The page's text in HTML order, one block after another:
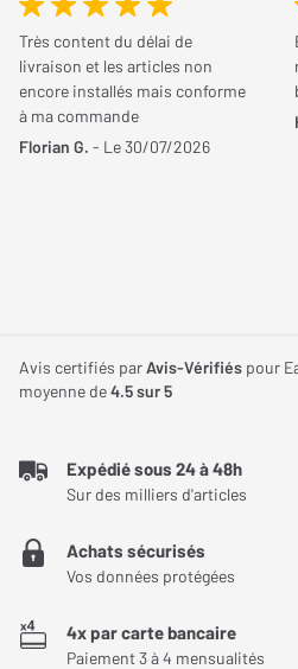
La fiche Oehlbach XXL Fusion
optimal pour votre installation
câbles d'enceintes aux enceinte ou
La connexion à double vissage, les
votre avis et aidez les autres
JE DONNE
Très content du délai de
livraison et les articles non
encore installés mais conforme
à ma commande
Florian G. - Le 30/07/2026
Avis certifiés parAvis-Vérifiés pour
moyenne de4.5sur 5
Expédié sous 24 à 48h
Sur des milliers d'articles
Achats sécurisés
Vos données protégées
4x par carte bancaire
Paiement 3 à 4 mensualités